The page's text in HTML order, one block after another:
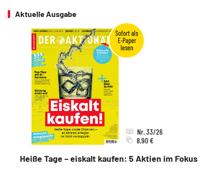
Aktuelle Ausgabe
Heiße Tage – eiskalt kaufen: 5 Aktien im Fokus
Nr. 33/26
8,90 €